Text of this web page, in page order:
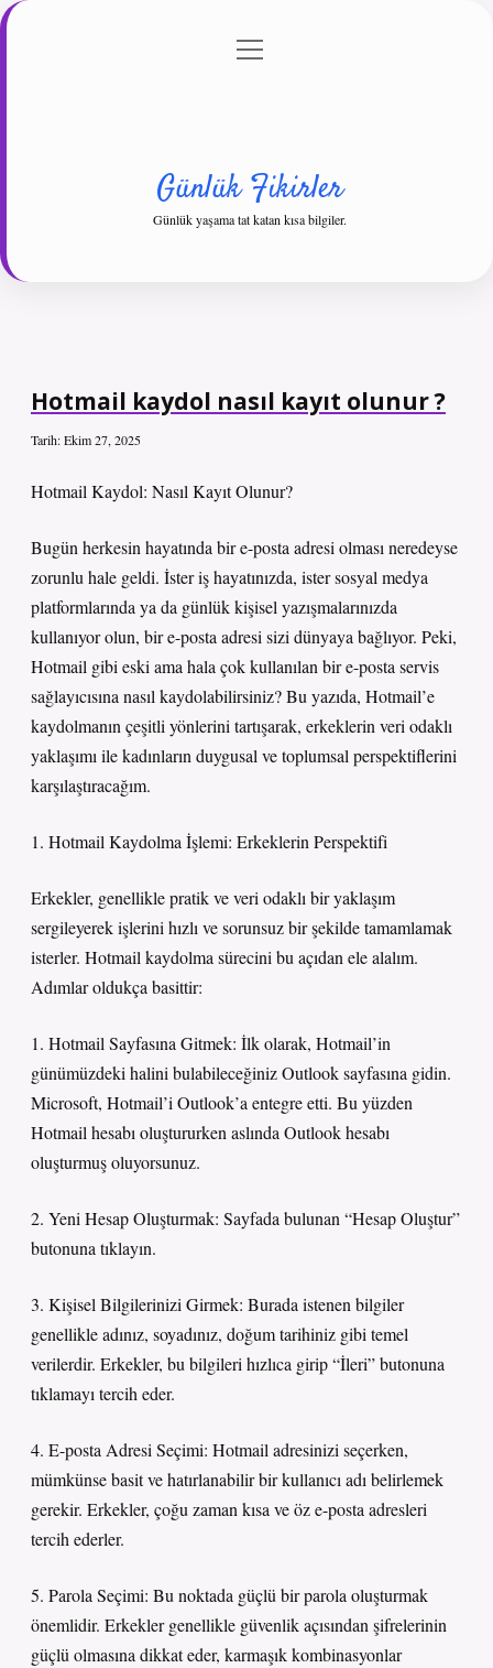
Gizlilik Politikası
menüyü
Günlük Fikirler
Günlük yaşama tat katan kısa bilgiler.
Hotmail kaydol nasıl kayıt olunur ?
Tarih: Ekim 27, 2025
Hotmail Kaydol: Nasıl Kayıt Olunur?
Bugün herkesin hayatında bir e-posta adresi olması neredeyse
zorunlu hale geldi. İster iş hayatınızda, ister sosyal medya
platformlarında ya da günlük kişisel yazışmalarınızda
kullanıyor olun, bir e-posta adresi sizi dünyaya bağlıyor. Peki,
Hotmail gibi eski ama hala çok kullanılan bir e-posta servis
sağlayıcısına nasıl kaydolabilirsiniz? Bu yazıda, Hotmail’e
kaydolmanın çeşitli yönlerini tartışarak, erkeklerin veri odaklı
yaklaşımı ile kadınların duygusal ve toplumsal perspektiflerini
karşılaştıracağım.
1. Hotmail Kaydolma İşlemi: Erkeklerin Perspektifi
Erkekler, genellikle pratik ve veri odaklı bir yaklaşım
sergileyerek işlerini hızlı ve sorunsuz bir şekilde tamamlamak
isterler. Hotmail kaydolma sürecini bu açıdan ele alalım.
Adımlar oldukça basittir:
1. Hotmail Sayfasına Gitmek: İlk olarak, Hotmail’in
günümüzdeki halini bulabileceğiniz Outlook sayfasına gidin.
Microsoft, Hotmail’i Outlook’a entegre etti. Bu yüzden
Hotmail hesabı oluştururken aslında Outlook hesabı
oluşturmuş oluyorsunuz.
2. Yeni Hesap Oluşturmak: Sayfada bulunan “Hesap Oluştur”
butonuna tıklayın.
3. Kişisel Bilgilerinizi Girmek: Burada istenen bilgiler
genellikle adınız, soyadınız, doğum tarihiniz gibi temel
verilerdir. Erkekler, bu bilgileri hızlıca girip “İleri” butonuna
tıklamayı tercih eder.
4. E-posta Adresi Seçimi: Hotmail adresinizi seçerken,
mümkünse basit ve hatırlanabilir bir kullanıcı adı belirlemek
gerekir. Erkekler, çoğu zaman kısa ve öz e-posta adresleri
tercih ederler.
5. Parola Seçimi: Bu noktada güçlü bir parola oluşturmak
önemlidir. Erkekler genellikle güvenlik açısından şifrelerinin
güçlü olmasına dikkat eder, karmaşık kombinasyonlar